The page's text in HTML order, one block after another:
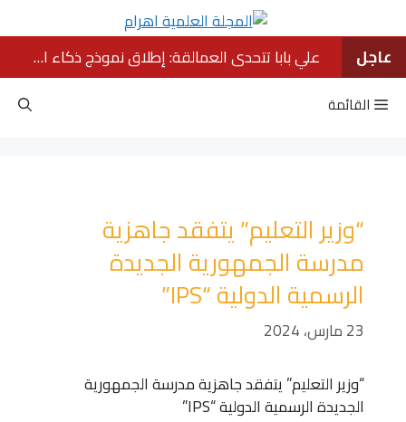
إلى
المحتوى
عاجل علي بابا تتحدى العمالقة: إطلاق نموذج ذكاء اصطناعي ينافس كبار الشركات الأمريكية
القائمة
“وزير التعليم” يتفقد جاهزية
مدرسة الجمهورية الجديدة
الرسمية الدولية “IPS”
23 مارس، 2024
“وزير التعليم” يتفقد جاهزية مدرسة الجمهورية
الجديدة الرسمية الدولية “IPS”